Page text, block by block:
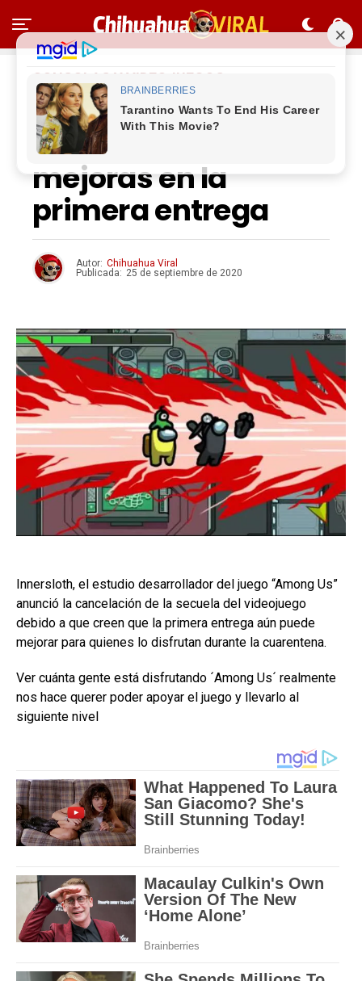
CONSOLAS Y VIDEOJUEGOS
Cancelan «Among
Us 2»; habrá
mejoras en la
primera entrega
Autor: Chihuahua Viral
Publicada: 25 de septiembre de 2020
Innersloth, el estudio desarrollador del juego “Among Us”
anunció la cancelación de la secuela del videojuego
debido a que creen que la primera entrega aún puede
mejorar para quienes lo disfrutan durante la cuarentena.
Ver cuánta gente está disfrutando ´Among Us´ realmente
nos hace querer poder apoyar el juego y llevarlo al
siguiente nivel